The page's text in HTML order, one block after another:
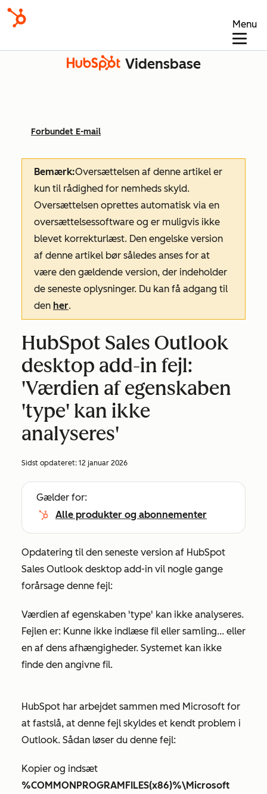
Menu
Vidensbase
Forbundet E-mail
Bemærk:Oversættelsen af denne artikel er
kun til rådighed for nemheds skyld.
Oversættelsen oprettes automatisk via en
oversættelsessoftware og er muligvis ikke
blevet korrekturlæst. Den engelske version
af denne artikel bør således anses for at
være den gældende version, der indeholder
de seneste oplysninger. Du kan få adgang til
den her.
HubSpot Sales Outlook
desktop add-in fejl:
'Værdien af egenskaben
'type' kan ikke
analyseres'
Sidst opdateret: 12 januar 2026
Gælder for:
Alle produkter og abonnementer
Opdatering til den seneste version af HubSpot
Sales Outlook desktop add-in vil nogle gange
forårsage denne fejl:
Værdien af egenskaben 'type' kan ikke analyseres.
Fejlen er: Kunne ikke indlæse fil eller samling... eller
en af dens afhængigheder. Systemet kan ikke
finde den angivne fil.
HubSpot har arbejdet sammen med Microsoft for
at fastslå, at denne fejl skyldes et kendt problem i
Outlook. Sådan løser du denne fejl:
Kopier og indsæt
%COMMONPROGRAMFILES(x86)%\Microsoft